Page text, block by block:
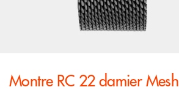
Montre RC 22 damier Mesh